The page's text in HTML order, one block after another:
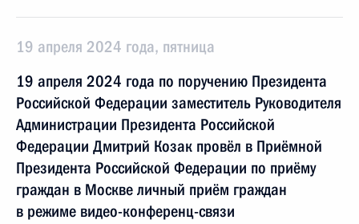
19 апреля 2024 года, пятница
19 апреля 2024 года по поручению Президента
Российской Федерации заместитель Руководителя
Администрации Президента Российской
Федерации Дмитрий Козак провёл в Приёмной
Президента Российской Федерации по приёму
граждан в Москве личный приём граждан
в режиме видео-конференц-связи